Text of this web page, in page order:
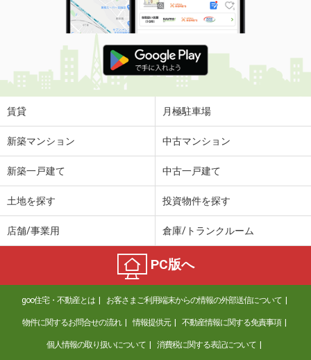
賃貸 月極駐車場
新築マンション 中古マンション
新築一戸建て 中古一戸建て
土地を探す 投資物件を探す
店舗/事業用 倉庫/トランクルーム
PC版へ
goo住宅・不動産とは お客さまご利用端末からの情報の外部送信について
物件に関するお問合せの流れ 情報提供元 不動産情報に関する免責事項
個人情報の取り扱いについて 消費税に関する表記について